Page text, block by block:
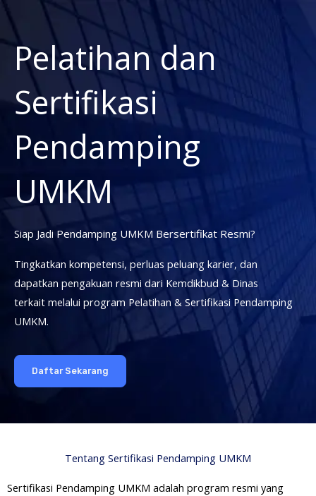
Pelatihan dan
Sertifikasi
Pendamping
UMKM
Siap Jadi Pendamping UMKM Bersertifikat Resmi?
Tingkatkan kompetensi, perluas peluang karier, dan
dapatkan pengakuan resmi dari Kemdikbud & Dinas
terkait melalui program Pelatihan & Sertifikasi Pendamping
UMKM.
Daftar Sekarang
Tentang Sertifikasi Pendamping UMKM
Sertifikasi Pendamping UMKM adalah program resmi yang